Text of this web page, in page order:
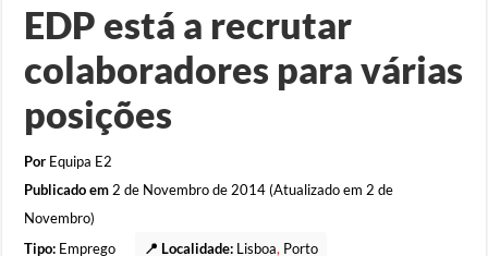
EDP está a recrutar
colaboradores para várias
posições
Por Equipa E2
Publicado em 2 de Novembro de 2014 (Atualizado em 2 de
Novembro)
Tipo: Emprego 📍 Localidade: Lisboa, Porto